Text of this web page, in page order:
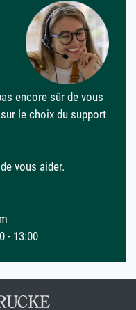
encore sûr de vous
le choix du support
vous aider.
- 13:00